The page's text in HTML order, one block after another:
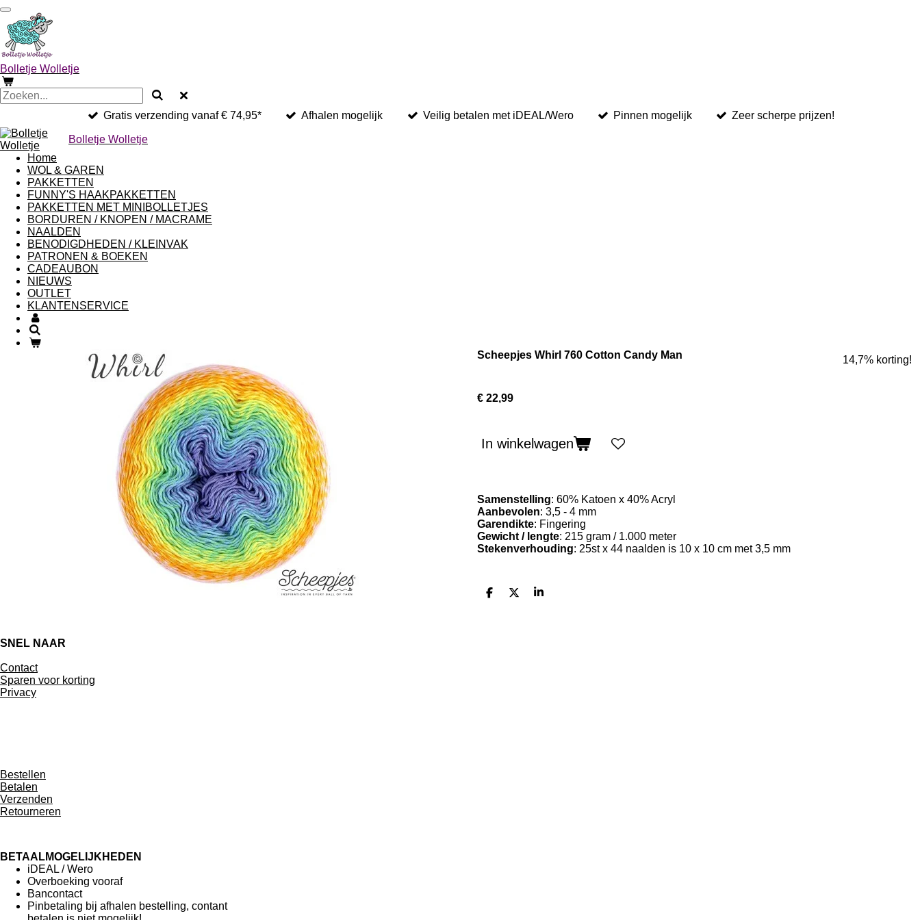
Ga
direct
naar
de
hoofdinhoud
Bolletje Wolletje
Gratis verzending vanaf € 74,95* Afhalen mogelijk Veilig betalen met iDEAL/Wero Pinnen mogelijk Zeer scherpe prijzen!
Bolletje Wolletje
Home
WOL & GAREN
PAKKETTEN
FUNNY'S HAAKPAKKETTEN
PAKKETTEN MET MINIBOLLETJES
BORDUREN / KNOPEN / MACRAME
NAALDEN
BENODIGDHEDEN / KLEINVAK
PATRONEN & BOEKEN
CADEAUBON
NIEUWS
OUTLET
KLANTENSERVICE
Scheepjes Whirl 760 Cotton Candy Man 14,7% korting!
€ 22,99
In winkelwagen
Samenstelling: 60% Katoen x 40% Acryl
Aanbevolen: 3,5 - 4 mm
Garendikte: Fingering
Gewicht / lengte: 215 gram / 1.000 meter
Stekenverhouding: 25st x 44 naalden is 10 x 10 cm met 3,5 mm
D
D
S
SNEL NAAR
Contact
Sparen voor korting
Privacy
Bestellen
Betalen
Verzenden
Retourneren
BETAALMOGELIJKHEDEN
iDEAL / Wero
Overboeking vooraf
Bancontact
Pinbetaling bij afhalen bestelling, contant